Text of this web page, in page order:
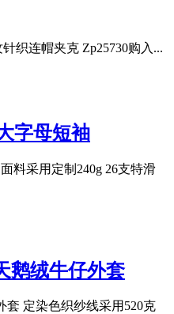
织连帽夹克 Zp25730购入...
字母短袖
料采用定制240g 26支特滑
鹅绒牛仔外套
套 定染色织纱线采用520克